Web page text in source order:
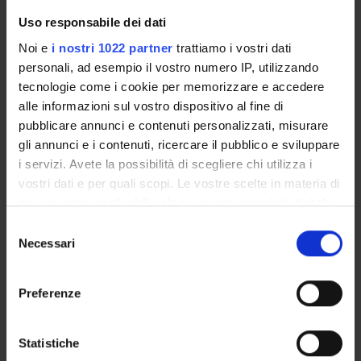
Uso responsabile dei dati
Noi e i nostri 1022 partner trattiamo i vostri dati
personali, ad esempio il vostro numero IP, utilizzando
tecnologie come i cookie per memorizzare e accedere
alle informazioni sul vostro dispositivo al fine di
pubblicare annunci e contenuti personalizzati, misurare
gli annunci e i contenuti, ricercare il pubblico e sviluppare
i servizi. Avete la possibilità di scegliere chi utilizza i
vostri dati e per quali scopi. Le vostre scelte in materia di
privacy sono applicabili solo su questa proprietà digitale
modificare o revocare il proprio consenso in qualsiasi
momento dalla Dichiarazione sui cookie o facendo clic
raccogliere informazioni sulla tua posizione
delNecessari
Preferenze
Statistiche
Federica Calzetti
Tecnico-Amministrativo
Marco Antonio Cassatella
Professore ordinario
Sara Gasperini
Tecnico-Amministrativo
Vincent Le Moigne
Floriana Zanderigo
Patologia Generale